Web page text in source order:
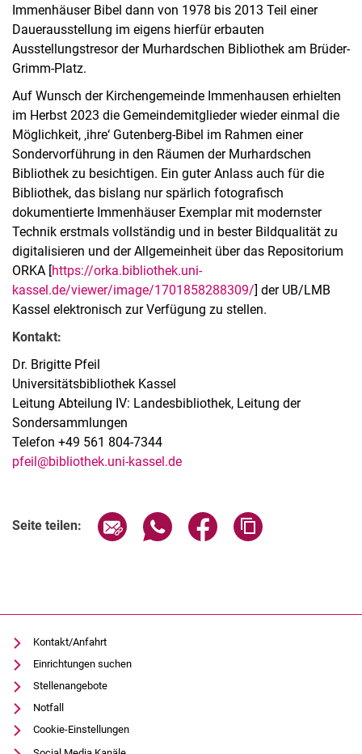
Immenhäuser Bibel dann von 1978 bis 2013 Teil einer
Dauerausstellung im eigens hierfür erbauten
Ausstellungstresor der Murhardschen Bibliothek am Brüder-
Grimm-Platz.
Auf Wunsch der Kirchengemeinde Immenhausen erhielten
im Herbst 2023 die Gemeindemitglieder wieder einmal die
Möglichkeit, ‚ihre‘ Gutenberg-Bibel im Rahmen einer
Sondervorführung in den Räumen der Murhardschen
Bibliothek zu besichtigen. Ein guter Anlass auch für die
Bibliothek, das bislang nur spärlich fotografisch
dokumentierte Immenhäuser Exemplar mit modernster
Technik erstmals vollständig und in bester Bildqualität zu
digitalisieren und der Allgemeinheit über das Repositorium
ORKA [https://orka.bibliothek.uni-
kassel.de/viewer/image/1701858288309/] der UB/LMB
Kassel elektronisch zur Verfügung zu stellen.
Kontakt:
Dr. Brigitte Pfeil
Universitätsbibliothek Kassel
Leitung Abteilung IV: Landesbibliothek, Leitung der
Sondersammlungen
Telefon +49 561 804-7344
pfeil@bibliothek.uni-kassel.de
Seite teilen: Seite über E-Mail teilen
Seite über WhatsApp teilen
Seite über Facebook
Kontakt/Anfahrt
Einrichtungen suchen
Stellenangebote
Notfall
Cookie-Einstellungen